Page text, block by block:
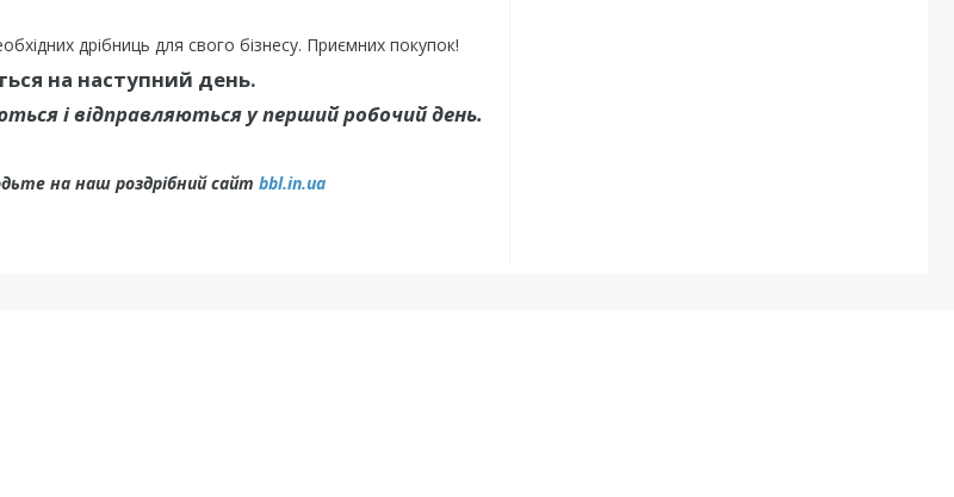
дрібниць для свого бізнесу. Приємних покупок!
на наступний день.
і відправляються у перший робочий день.
на наш роздрібний сайт bbl.in.ua